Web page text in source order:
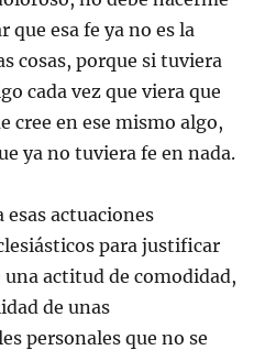
que esa fe ya no es la
cosas, porque si tuviera
cada vez que viera que
cree en ese mismo algo,
ya no tuviera fe en nada.
esas actuaciones
para justificar
una actitud de comodidad,
de unas
personales que no se